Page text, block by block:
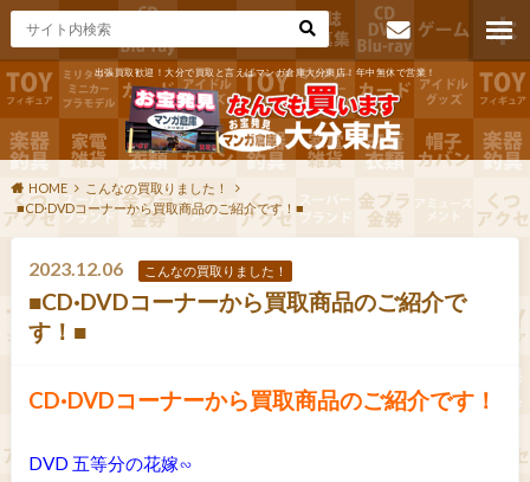
出張買取歓迎！大分で買取と言えばマンガ倉庫大分東店！年中無休で営業！
お問い合わ
せ
HOME
こんなの買取りました！
■CD·DVDコーナーから買取商品のご紹介です！■
2023.12.06 こんなの買取りました！
■CD·DVDコーナーから買取商品のご紹介で
す！■
CD·DVDコーナーから買取商品のご紹介です！
DVD 五等分の花嫁∽